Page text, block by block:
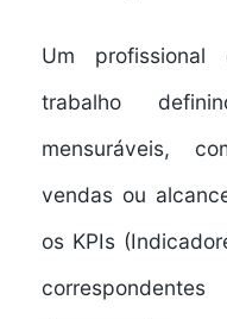
Um
trabalho
mensuráveis,
vendas ou
os KPIs